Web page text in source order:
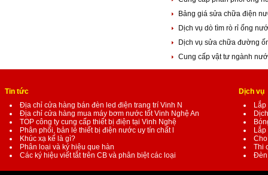
Bảng giá sửa chữa điện
Dịch vụ dò tìm rò rỉ ống
Dịch vụ sửa chữa đường
Cung cấp vật tư ngành
Tin tức
Địa chỉ cửa hàng bán đèn led điện trang trí Vinh N
Địa chỉ cửa hàng mua máy bơm nước tốt Vinh Nghệ An
TOP công ty cung cấp thiết bị điện tại Vinh Nghệ
Phân phối, bản lẻ thiết bị điện nước uy tín chất l
Khúc xạ kế là gì?
Phân loại và ký hiệu que hàn
Các ký hiệu viết tắt trên CB và phân biệt các loại
Dịch vụ
Thi
Đèn